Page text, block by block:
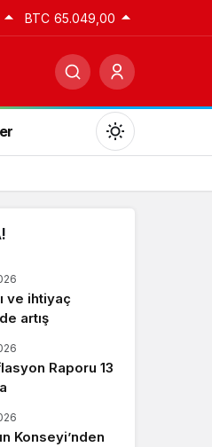
BTC 65.049,00
seçin.
seçin.
ve ihtiyaç
artış
Raporu 13
Konseyi’nden